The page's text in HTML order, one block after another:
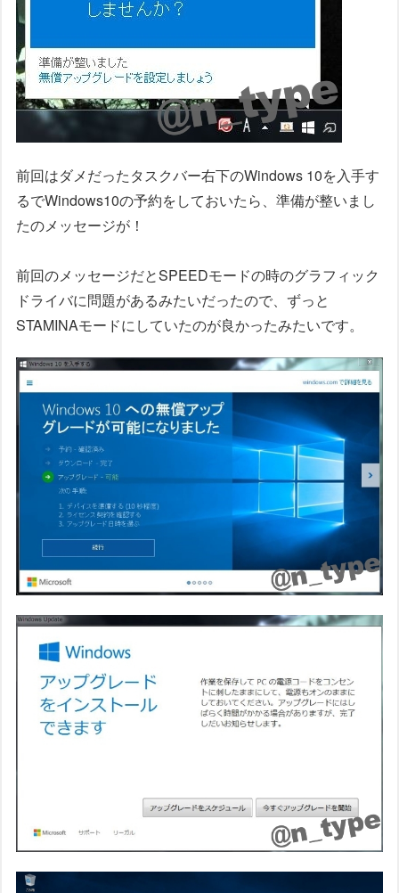
前回はダメだったタスクバー右下のWindows 10を入手す
るでWindows10の予約をしておいたら、準備が整いまし
たのメッセージが！
前回のメッセージだとSPEEDモードの時のグラフィック
ドライバに問題があるみたいだったので、ずっと
STAMINAモードにしていたのが良かったみたいです。